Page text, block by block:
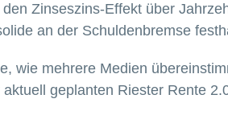
Zinseszins-Effekt über
an der Schuldenbremse
wie mehrere Medien
geplanten Riester Rente